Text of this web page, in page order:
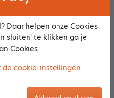
Teinture / 10 folies / knippen blowdry lang haar Selecteer
Daar helpen onze Cookies
sluiten' te klikken ga je
Cookies.
de cookie-instellingen.